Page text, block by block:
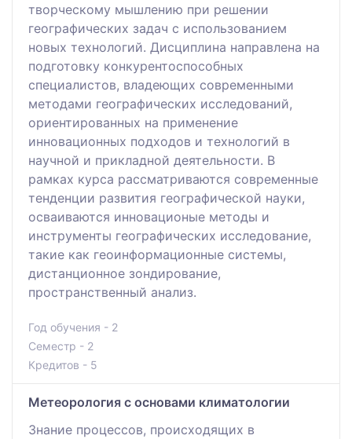
творческому мышлению при решении
географических задач с использованием
новых технологий. Дисциплина направлена на
подготовку конкурентоспособных
специалистов, владеющих современными
методами географических исследований,
ориентированных на применение
инновационных подходов и технологий в
научной и прикладной деятельности. В
рамках курса рассматриваются современные
тенденции развития географической науки,
осваиваются инновационые методы и
инструменты географических исследование,
такие как геоинформационные системы,
дистанционное зондирование,
пространственный анализ.
Год обучения - 2
Семестр - 2
Кредитов - 5
Метеорология с основами климатологии
Знание процессов, происходящих в